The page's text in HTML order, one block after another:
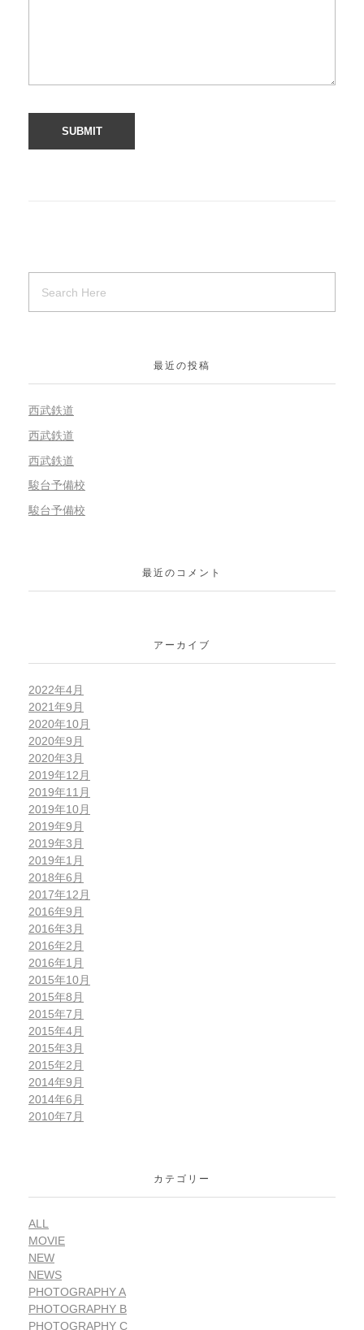
最近の投稿
西武鉄道
西武鉄道
西武鉄道
駿台予備校
駿台予備校
最近のコメント
アーカイブ
2022年4月
2021年9月
2020年10月
2020年9月
2020年3月
2019年12月
2019年11月
2019年10月
2019年9月
2019年3月
2019年1月
2018年6月
2017年12月
2016年9月
2016年3月
2016年2月
2016年1月
2015年10月
2015年8月
2015年7月
2015年4月
2015年3月
2015年2月
2014年9月
2014年6月
2010年7月
カテゴリー
ALL
MOVIE
NEW
NEWS
PHOTOGRAPHY A
PHOTOGRAPHY B
PHOTOGRAPHY C